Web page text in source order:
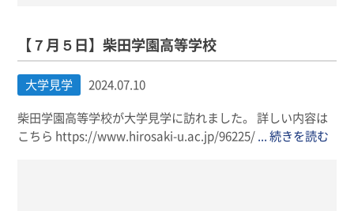
【７月５日】柴田学園高等学校
大学見学 2024.07.10
柴田学園高等学校が大学見学に訪れました。 詳しい内容は
こちら https://www.hirosaki-u.ac.jp/96225/
... 続きを読む